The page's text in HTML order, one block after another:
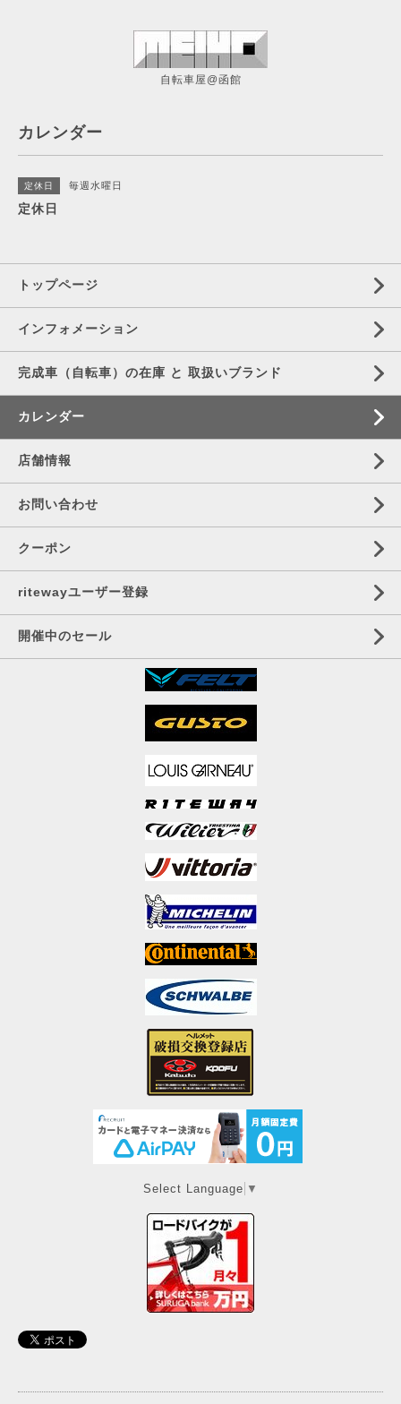
自転車屋@函館
カレンダー
定休日 毎週水曜日
定休日
トップページ
インフォメーション
完成車（自転車）の在庫 と 取扱いブランド
カレンダー
店舗情報
お問い合わせ
クーポン
ritewayユーザー登録
開催中のセール
Select Language ▼